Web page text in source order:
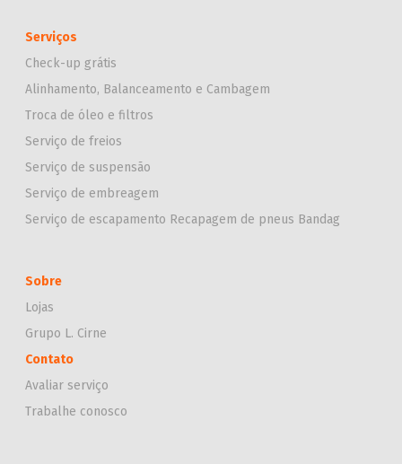
Serviços
Check-up grátis
Alinhamento, Balanceamento e Cambagem
Troca de óleo e filtros
Serviço de freios
Serviço de suspensão
Serviço de embreagem
Serviço de escapamento Recapagem de pneus Bandag
Sobre
Lojas
Grupo L. Cirne
Contato
Avaliar serviço
Trabalhe conosco